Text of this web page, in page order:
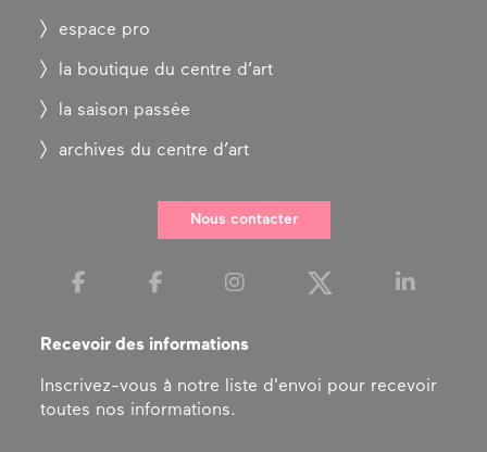
espace pro
la boutique du centre d’art
la saison passée
archives du centre d’art
Nous contacter
Recevoir des informations
Inscrivez-vous à notre liste d'envoi pour recevoir
toutes nos informations.